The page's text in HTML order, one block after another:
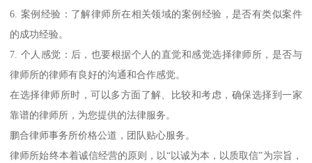
6. 案例经验：了解律师所在相关领域的案例经验，是否有类似案件
的成功经验。
7. 个人感觉：后，也要根据个人的直觉和感觉选择律师所，是否与
律师所的律师有良好的沟通和合作感觉。
在选择律师所时，可以多方面了解、比较和考虑，确保选择到一家
靠谱的律师所，为您提供的法律服务。
鹏合律师事务所价格公道，团队贴心服务。
律师所始终本着诚信经营的原则，以“以诚为本，以质取信”为宗旨，